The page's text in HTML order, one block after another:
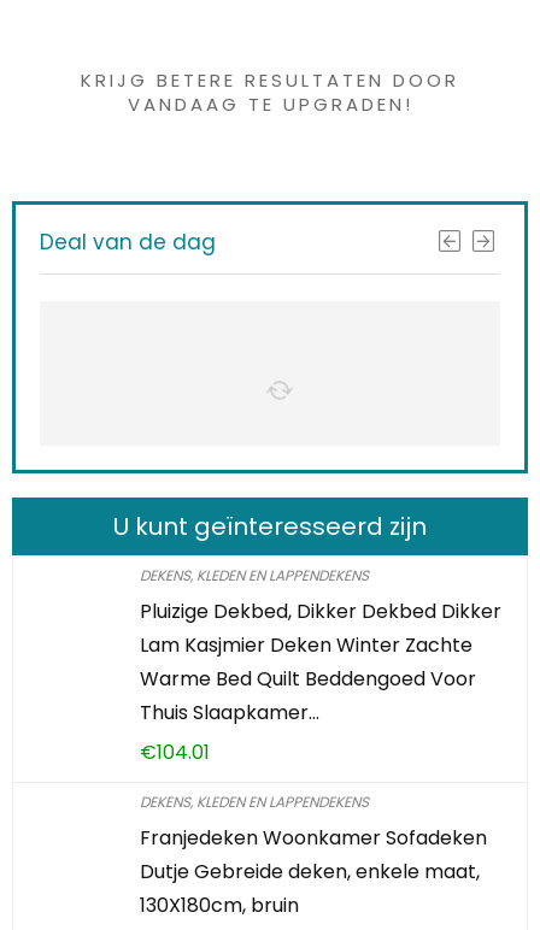
KRIJG BETERE RESULTATEN DOOR
VANDAAG TE UPGRADEN!
Deal van de dag
U kunt geïnteresseerd zijn
DEKENS, KLEDEN EN LAPPENDEKENS
Pluizige Dekbed, Dikker Dekbed Dikker
Lam Kasjmier Deken Winter Zachte
Warme Bed Quilt Beddengoed Voor
Thuis Slaapkamer…
€104.01
DEKENS, KLEDEN EN LAPPENDEKENS
Franjedeken Woonkamer Sofadeken
Dutje Gebreide deken, enkele maat,
130X180cm, bruin